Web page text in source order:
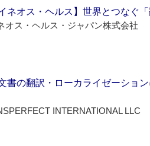
イネオス・ヘルス】世界とつなぐ
オス・ヘルス・ジャパン株式会社
書の翻訳・ローカライゼーショ
INTERNATIONAL LLC